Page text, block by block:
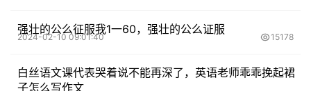
强壮的公么征服我1一60，强壮的公么证服
2024-02-10 09:01:40 15178
白丝语文课代表哭着说不能再深了，英语老师乖乖挽起裙
子怎么写作文